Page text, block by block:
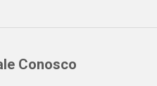
Conosco